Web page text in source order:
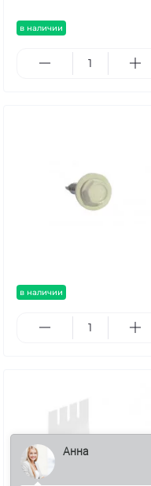
в наличии
в наличии
Анна